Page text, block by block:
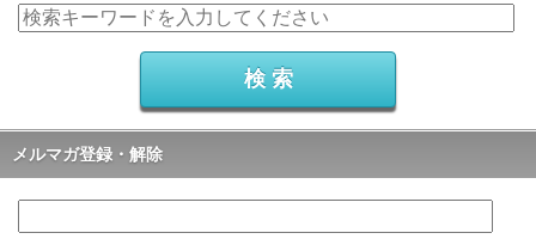
メルマガ登録・解除